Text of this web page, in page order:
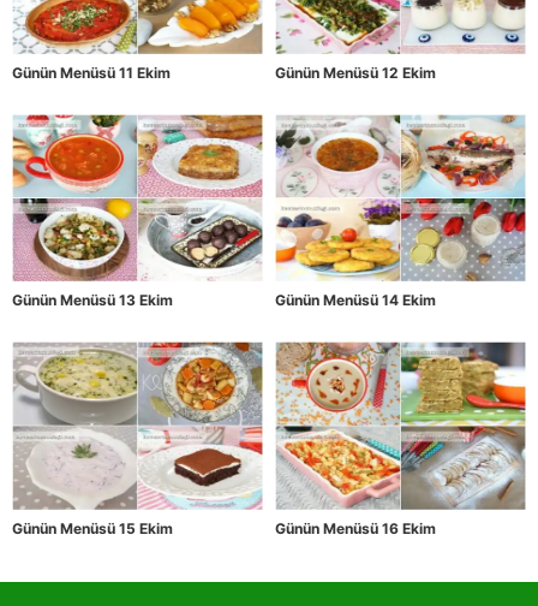
Günün Menüsü 11 Ekim Günün Menüsü 12 Ekim
Günün Menüsü 13 Ekim Günün Menüsü 14 Ekim
Günün Menüsü 15 Ekim Günün Menüsü 16 Ekim